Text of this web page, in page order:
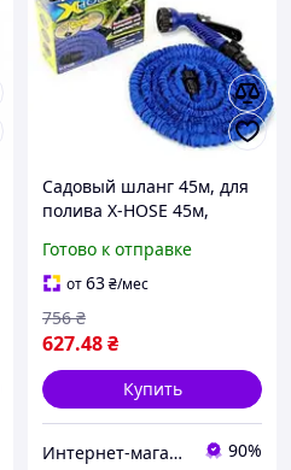
Садовый шланг 45м, для
полива X-HOSE 45м,
растягивающийся чудо-
шланг Стрейч
Хоз,насадка распылитель
Готово к отправке
от63₴/мес
627.48₴
756 ₴
Купить
Интернет-магазин "Grandmarket24" 90%